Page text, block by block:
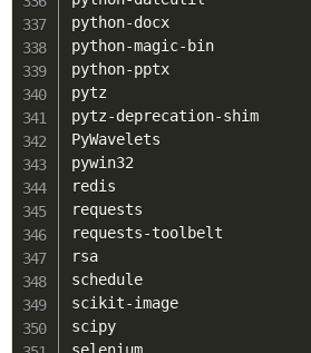
python-
python-magic-
python-
pytz-deprecation-
requests-
scikit-